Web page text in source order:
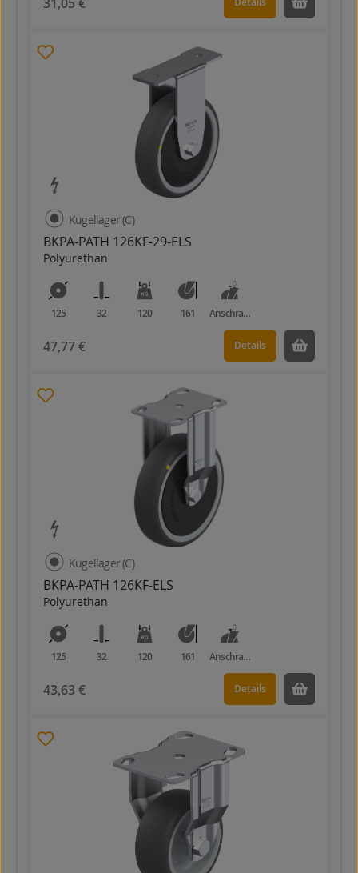
BKPA-PATH 126KF-29-ELS
Polyurethan
Kugellager (C)
125 32 120 161 Anschraubplatte
47,77 € Details
BKPA-PATH 126KF-ELS
Polyurethan
Kugellager (C)
125 32 120 161 Anschraubplatte
43,63 € Details